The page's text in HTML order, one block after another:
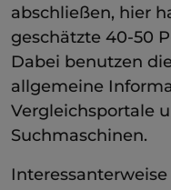
abschließen, hier
geschätzte 40-50
Dabei benutzen
allgemeine
Vergleichsportale
Suchmaschinen.